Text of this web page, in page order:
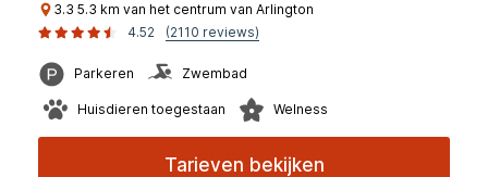
3.3 5.3 km van het centrum van Arlington
4.52
(2110 reviews)
Parkeren Zwembad
Huisdieren toegestaan Welness
Tarieven bekijken